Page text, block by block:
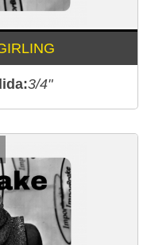
3/4"